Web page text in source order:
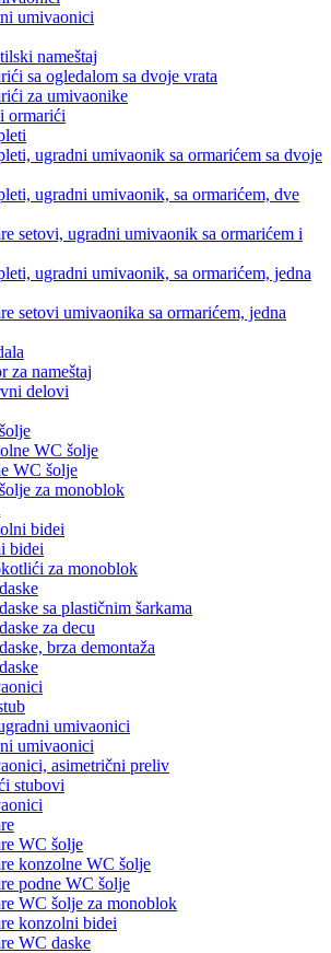
umivaonici
nameštaj
sa ogledalom sa dvoje vrata
za umivaonike
ormarići
ugradni umivaonik sa ormarićem sa dvoje
ugradni umivaonik, sa ormarićem, dve
setovi, ugradni umivaonik sa ormarićem i
ugradni umivaonik, sa ormarićem, jedna
setovi umivaonika sa ormarićem, jedna
za nameštaj
delovi
WC šolje
WC šolje
za monoblok
bidei
bidei
za monoblok
sa plastičnim šarkama
za decu
brza demontaža
umivaonici
umivaonici
asimetrični preliv
stubovi
WC šolje
konzolne WC šolje
podne WC šolje
WC šolje za monoblok
konzolni bidei
WC daske